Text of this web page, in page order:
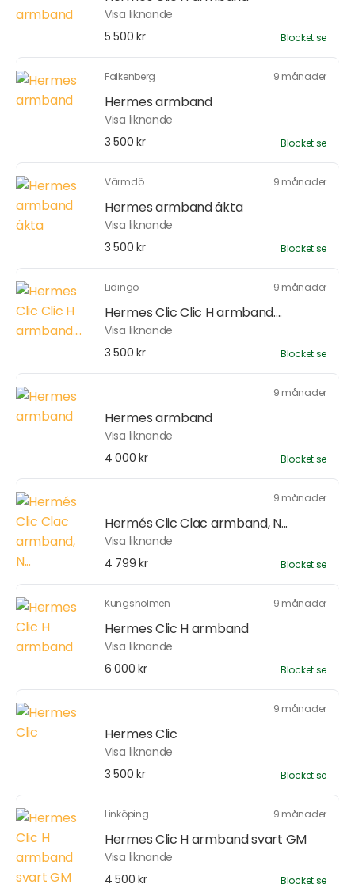
Visa liknande
5 500 kr
Blocket.se
Falkenberg 9 månader
Hermes armband
Visa liknande
3 500 kr
Blocket.se
Värmdö 9 månader
Hermes armband äkta
Visa liknande
3 500 kr
Blocket.se
Lidingö 9 månader
Hermes Clic Clic H armband....
Visa liknande
3 500 kr
Blocket.se
9 månader
Hermes armband
Visa liknande
4 000 kr
Blocket.se
9 månader
Hermés Clic Clac armband, N...
Visa liknande
4 799 kr
Blocket.se
Kungsholmen 9 månader
Hermes Clic H armband
Visa liknande
6 000 kr
Blocket.se
9 månader
Hermes Clic
Visa liknande
3 500 kr
Blocket.se
Linköping 9 månader
Hermes Clic H armband svart GM
Visa liknande
4 500 kr
Blocket.se